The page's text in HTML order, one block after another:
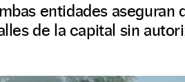
entidades aseguran
de la capital sin